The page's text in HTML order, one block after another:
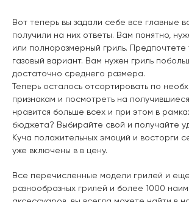
Вот теперь вы задали себе все главные
получили на них ответы. Вам понятно,
или полноразмерный гриль. Предпочтете
газовый вариант. Вам нужен гриль
достаточно среднего размера.
Теперь осталось отсортировать по
признакам и посмотреть на
нравится больше всех и при этом в
бюджета? Выбирайте свой и получайте
Куча положительных эмоций и восторги
уже включены в в цену.
Все перечисленные модели грилей и
разнообразных грилей и более 1000